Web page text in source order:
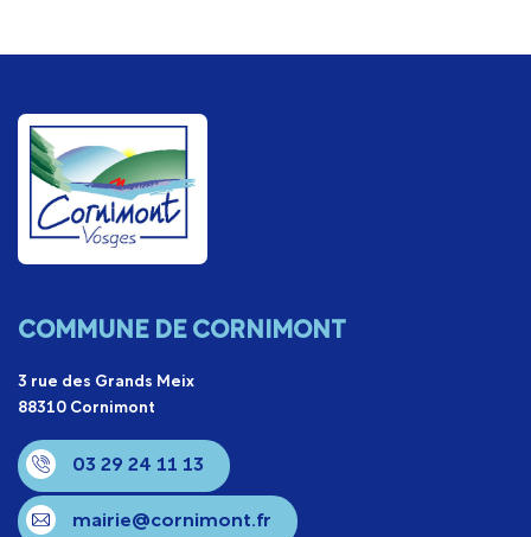
COMMUNE DE CORNIMONT
3 rue des Grands Meix
88310 Cornimont
03 29 24 11 13
mairie@cornimont.fr